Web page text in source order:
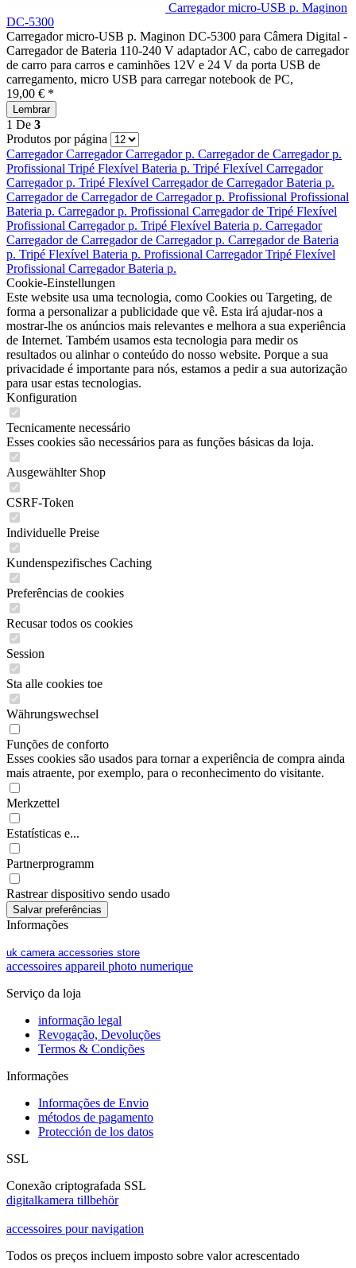
Carregador micro-USB p. Maginon
DC-5300
Carregador micro-USB p. Maginon DC-5300 para Câmera Digital -
Carregador de Bateria 110-240 V adaptador AC, cabo de carregador
de carro para carros e caminhões 12V e 24 V da porta USB de
carregamento, micro USB para carregar notebook de PC,
19,00 € *
Lembrar
1 De 3
Produtos por página
CarregadorCarregadorCarregador p. Carregador de Carregador p.
Profissional Tripé Flexível Bateria p. Tripé Flexível Carregador
Carregador p. Tripé Flexível Carregador de CarregadorBateria p.
Carregador de Carregador de Carregador p. Profissional Profissional
Bateria p. Carregador p. Profissional Carregador de Tripé Flexível
Profissional Carregador p. Tripé Flexível Bateria p. Carregador
Carregador de Carregador de Carregador p. Carregador de Bateria
p. Tripé Flexível Bateria p. Profissional CarregadorTripé Flexível
Profissional CarregadorBateria p.
Cookie-Einstellungen
Este website usa uma tecnologia, como Cookies ou Targeting, de
forma a personalizar a publicidade que vê. Esta irá ajudar-nos a
mostrar-lhe os anúncios mais relevantes e melhora a sua experiência
de Internet. Também usamos esta tecnologia para medir os
resultados ou alinhar o conteúdo do nosso website. Porque a sua
privacidade é importante para nós, estamos a pedir a sua autorização
para usar estas tecnologias.
Konfiguration
Tecnicamente necessário
Esses cookies são necessários para as funções básicas da loja.
Ausgewählter Shop
CSRF-Token
Individuelle Preise
Kundenspezifisches Caching
Preferências de cookies
Recusar todos os cookies
Session
Sta alle cookies toe
Währungswechsel
Funções de conforto
Esses cookies são usados para tornar a experiência de compra ainda
mais atraente, por exemplo, para o reconhecimento do visitante.
Merkzettel
Estatísticas e...
Partnerprogramm
Rastrear dispositivo sendo usado
Informações
uk camera accessories store
accessoires appareil photo numerique
Serviço da loja
informação legal
Revogação, Devoluções
Termos & Condições
Informações
Informações de Envio
métodos de pagamento
Protección de los datos
SSL
Conexão criptografada SSL
digitalkamera tillbehör
accessoires pour navigation
Todos os preços incluem imposto sobre valor acrescentado